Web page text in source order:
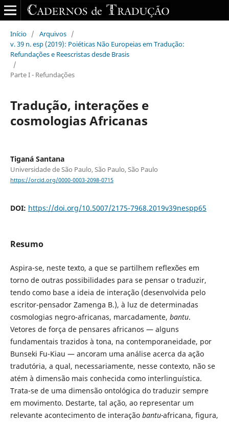
Início / Arquivos /
v. 39 n. esp (2019): Poiéticas Não Europeias em Tradução:
Refundações e Reescristas desde Brasis
/
Parte I - Refundações
Tradução, interações e
cosmologias Africanas
Tiganá Santana
Universidade de São Paulo, São Paulo, São Paulo
https://orcid.org/0000-0003-2098-0715
DOI: https://doi.org/10.5007/2175-7968.2019v39nespp65
Resumo
Aspira-se, neste texto, a que se partilhem reflexões em
torno de outras possibilidades para se pensar o traduzir,
tendo como base a ideia de interação (desenvolvida pelo
escritor-pensador Zamenga B.), à luz de determinadas
cosmologias negro-africanas, marcadamente, bantu.
Vetores de força de pensares africanos — alguns
fundamentais trazidos à tona, na contemporaneidade, por
Bunseki Fu-Kiau — ancoram uma análise acerca da ação
tradutória, a qual, necessariamente, nesse contexto, não se
atém à dimensão mais conhecida como interlinguística.
Trata-se de uma dimensão ontológica do traduzir sempre
em movimento. Destarte, tal ação, ao representar um
relevante acontecimento de interação bantu-africana, figura,